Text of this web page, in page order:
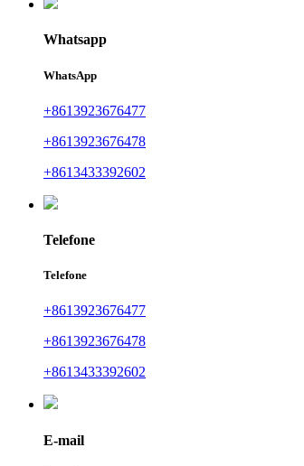
Whatsapp
WhatsApp
+8613923676477
+8613923676478
+8613433392602
Telefone
Telefone
+8613923676477
+8613923676478
+8613433392602
E-mail